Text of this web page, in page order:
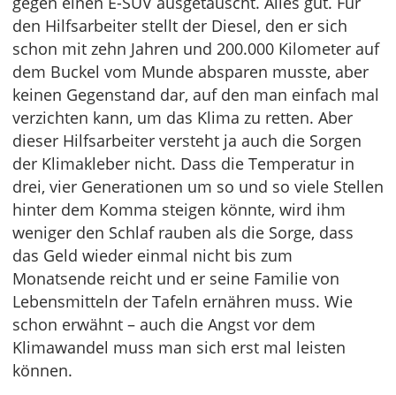
den Hilfsarbeiter stellt der Diesel, den er sich
schon mit zehn Jahren und 200.000 Kilometer auf
dem Buckel vom Munde absparen musste, aber
keinen Gegenstand dar, auf den man einfach mal
verzichten kann, um das Klima zu retten. Aber
dieser Hilfsarbeiter versteht ja auch die Sorgen
der Klimakleber nicht. Dass die Temperatur in
drei, vier Generationen um so und so viele Stellen
hinter dem Komma steigen könnte, wird ihm
weniger den Schlaf rauben als die Sorge, dass
das Geld wieder einmal nicht bis zum
Monatsende reicht und er seine Familie von
Lebensmitteln der Tafeln ernähren muss. Wie
schon erwähnt – auch die Angst vor dem
Klimawandel muss man sich erst mal leisten
können.